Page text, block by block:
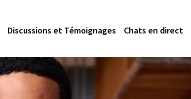
Discussions et Témoignages Chats en direct